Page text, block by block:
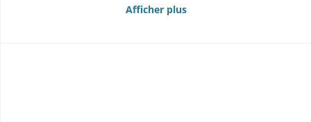
O 2077) ; 1848 : plan d'alignement du chemin dans la traverse
Afficher plus